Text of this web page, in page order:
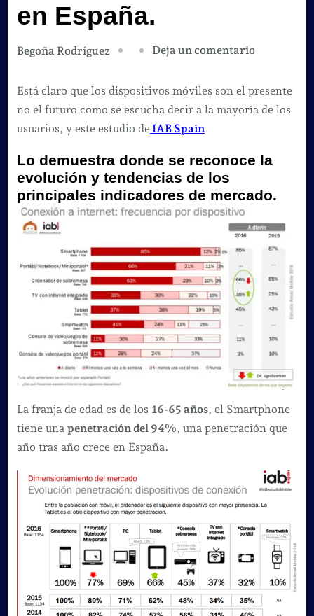
en España.
Begoña Rodríguez Deja un comentarioen
Spain
nuevo
los
móviles
en
España.
Está claro que los dispositivos móviles son el presente
no el futuro como se escucha decir a la mayoría de los
usuarios, y este estudio deIAB Spain
Lo demuestra donde se reconoce la
evolución y tendencias de los
principales indicadores de mercado.
La franja de edad es de los 16-65 años, el Smartphone
tiene una penetración del 94%, una penetración que
año tras año crece en España.